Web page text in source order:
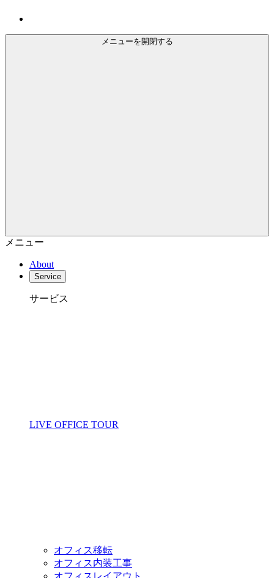
メニューを開閉する
メニュー
About
Service
サービス
LIVE OFFICE TOUR
オフィス移転
オフィス内装工事
オフィスレイアウト